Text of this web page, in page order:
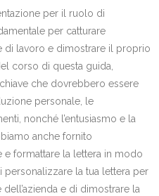
per il ruolo di
per catturare
di lavoro e dimostrare il proprio
corso di questa guida,
che dovrebbero essere
personale, le
nonché l’entusiasmo e la
anche fornito
formattare la lettera in modo
la tua lettera per
e di dimostrare la